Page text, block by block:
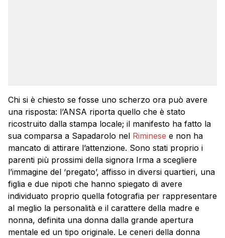
Chi si è chiesto se fosse uno scherzo ora può avere
una risposta: l’ANSA riporta quello che è stato
ricostruito dalla stampa locale; il manifesto ha fatto la
sua comparsa a Sapadarolo nel Riminese e non ha
mancato di attirare l’attenzione. Sono stati proprio i
parenti più prossimi della signora Irma a scegliere
l’immagine del ‘pregato’, affisso in diversi quartieri, una
figlia e due nipoti che hanno spiegato di avere
individuato proprio quella fotografia per rappresentare
al meglio la personalità e il carattere della madre e
nonna, definita una donna dalla grande apertura
mentale ed un tipo originale. Le ceneri della donna